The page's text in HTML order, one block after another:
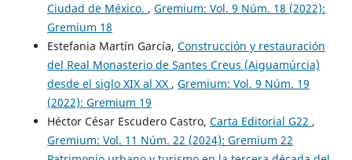
Ciudad de México. , Gremium: Vol. 9 Núm. 18 (2022):
Gremium 18
Estefania Martín García, Construcción y restauración
del Real Monasterio de Santes Creus (Aiguamúrcia)
desde el siglo XIX al XX , Gremium: Vol. 9 Núm. 19
(2022): Gremium 19
Héctor César Escudero Castro, Carta Editorial G22 ,
Gremium: Vol. 11 Núm. 22 (2024): Gremium 22